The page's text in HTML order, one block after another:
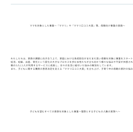
ママを対象とした事業〜『ママリ』や『ママリ口コミ大賞』等、母親向け事業の実施〜
わたしたちは、家族の課題に向き合う上で、家庭における負担割合がまだまだ高い母親を対象に事業をスタート
妊活、妊娠、出産、育児という変化の大きなプロセスを歩む女性たちが立ち向かう様々な悩みや不安が共感さ
親の3人に1人が利用するサービスに成長し、日々の生活に紐付いた悩みの解消をしています。
また、子どもに関する購買の意思決定を支える「ママリ口コミ大賞」を立ち上げ、子育て中の母親の家計の悩
子どもを望むすべての家族を対象とした事業〜理想とする子どもの人数の実現へ〜